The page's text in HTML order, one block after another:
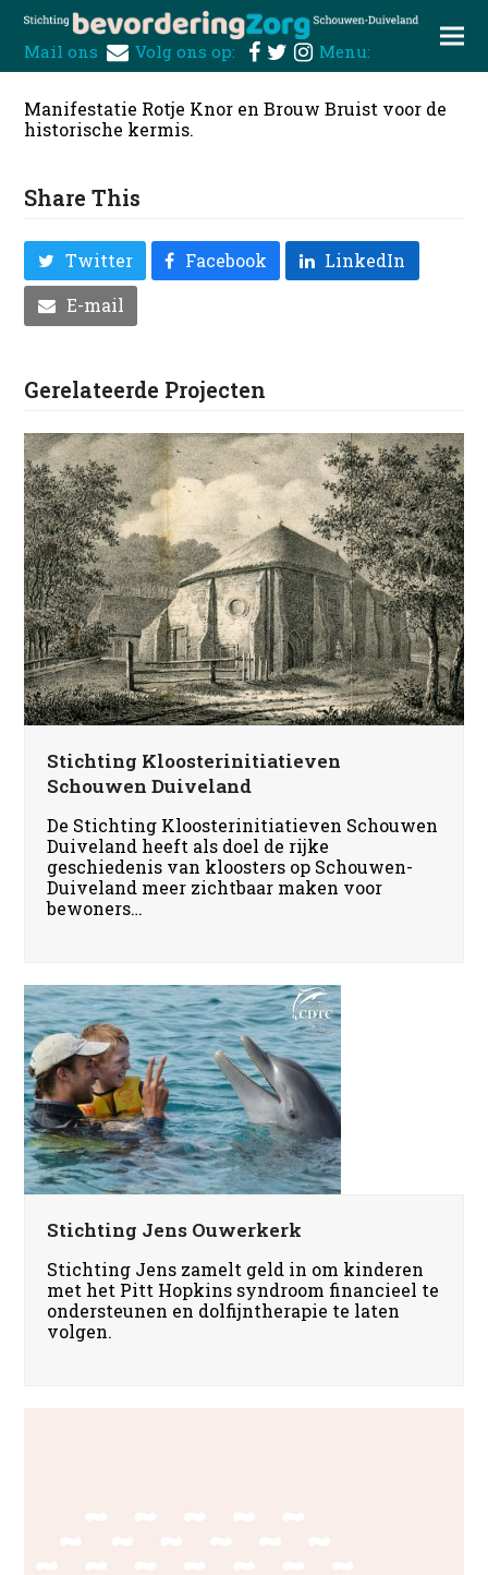
Mail ons Volg ons op: Menu:
Manifestatie Rotje Knor en Brouw Bruist voor de
historische kermis.
Share This
Twitter Facebook
LinkedIn
E-mail
Gerelateerde Projecten
Stichting Kloosterinitiatieven
Schouwen Duiveland
De Stichting Kloosterinitiatieven Schouwen
Duiveland heeft als doel de rijke
geschiedenis van kloosters op Schouwen-
Duiveland meer zichtbaar maken voor
bewoners…
Stichting Jens Ouwerkerk
Stichting Jens zamelt geld in om kinderen
met het Pitt Hopkins syndroom financieel te
ondersteunen en dolfijntherapie te laten
volgen.